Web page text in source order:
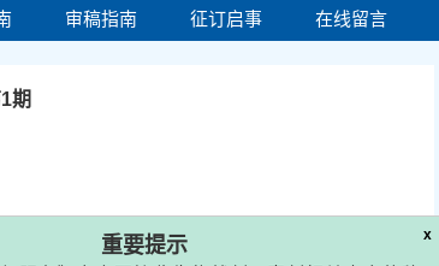
审稿指南 征订启事 在线留言
期